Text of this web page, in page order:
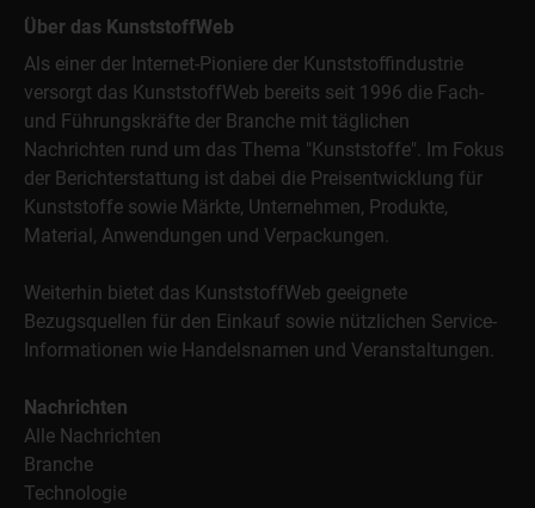
Über das KunststoffWeb
Als einer der Internet-Pioniere der Kunststoffindustrie
versorgt das KunststoffWeb bereits seit 1996 die Fach-
und Führungskräfte der Branche mit täglichen
Nachrichten rund um das Thema "Kunststoffe". Im Fokus
der Berichterstattung ist dabei die Preisentwicklung für
Kunststoffe sowie Märkte, Unternehmen, Produkte,
Material, Anwendungen und Verpackungen.
Weiterhin bietet das KunststoffWeb geeignete
Bezugsquellen für den Einkauf sowie nützlichen Service-
Informationen wie Handelsnamen und Veranstaltungen.
Nachrichten
Alle Nachrichten
Branche
Technologie